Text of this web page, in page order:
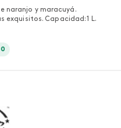
naranjo y maracuyá.
exquisitos. Capacidad: 1 L.